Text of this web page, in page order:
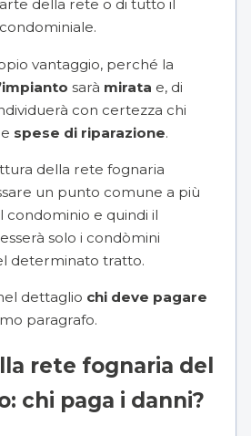
della rete o di tutto il
vantaggio, perché la
sarà mirata e, di
con certezza chi
spese di riparazione.
della rete fognaria
un punto comune a più
e quindi il
solo i condòmini
determinato tratto.
dettaglio chi deve pagare
paragrafo.
rete fognaria del
chi paga i danni?